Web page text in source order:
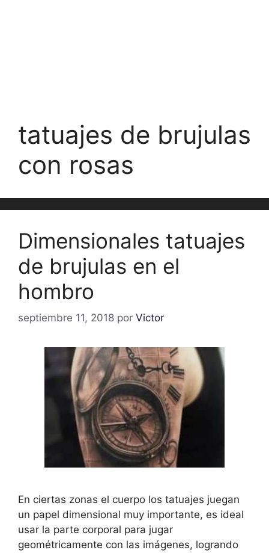
tatuajes de brujulas
con rosas
Dimensionales tatuajes
de brujulas en el
hombro
septiembre 11, 2018 por Victor
En ciertas zonas el cuerpo los tatuajes juegan
un papel dimensional muy importante, es ideal
usar la parte corporal para jugar
geométricamente con las imágenes, logrando